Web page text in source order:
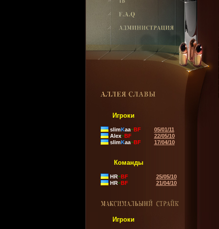
Игроки
slimKaa~BF
05/01/11
Alex~BF
22/05/10
slimKaa~BF 17/04/10
Команды
HR~BF
25/05/10
HR~BF 21/04/10
Игроки